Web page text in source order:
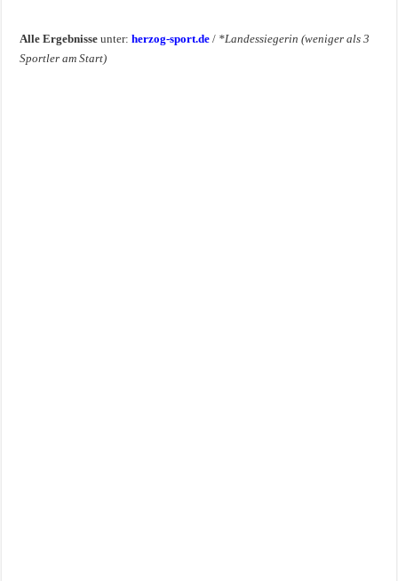
Alle Ergebnisse unter:herzog-sport.de / *Landessiegerin (weniger als 3
Sportler am Start)